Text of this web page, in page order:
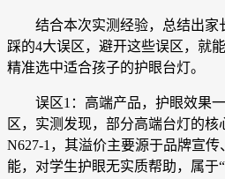
结合本次实测经验，总结出家
踩的4大误区，避开这些误区，就
精准选中适合孩子的护眼台灯。
误区1：高端产品，护眼效果一
区，实测发现，部分高端台灯的
N627-1，其溢价主要源于品牌宣
能，对学生护眼无实质帮助，属于